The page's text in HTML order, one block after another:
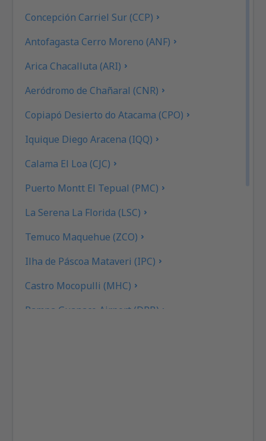
Concepción Carriel Sur (CCP)
Antofagasta Cerro Moreno (ANF)
Arica Chacalluta (ARI)
Aeródromo de Chañaral (CNR)
Copiapó Desierto do Atacama (CPO)
Iquique Diego Aracena (IQQ)
Calama El Loa (CJC)
Puerto Montt El Tepual (PMC)
La Serena La Florida (LSC)
Temuco Maquehue (ZCO)
Ilha de Páscoa Mataveri (IPC)
Castro Mocopulli (MHC)
Pampa Guanaco Airport (DPB)